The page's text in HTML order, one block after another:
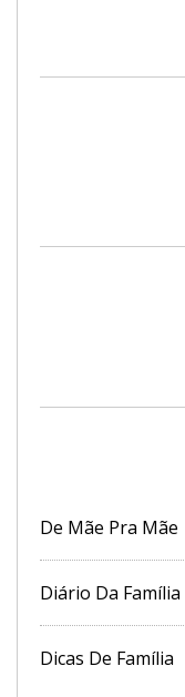
De Mãe Pra Mãe
Diário Da Família
Dicas De Família